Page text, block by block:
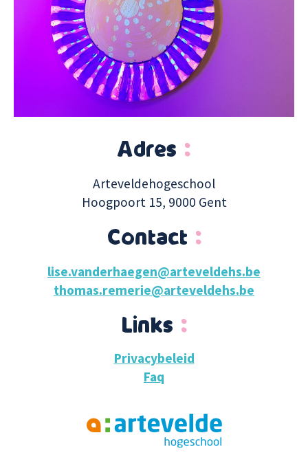
Adres
Arteveldehogeschool
Hoogpoort 15, 9000 Gent
Contact
lise.vanderhaegen@arteveldehs.be
thomas.remerie@arteveldehs.be
Links
Privacybeleid
Faq